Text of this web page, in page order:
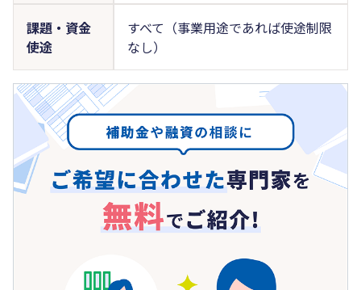
課題・資金
使途
すべて（事業用途であれば使途制限
なし）